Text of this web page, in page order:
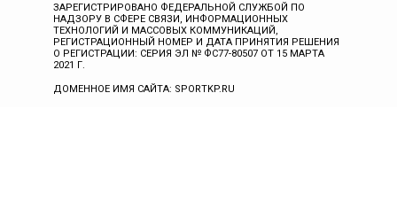
ЗАРЕГИСТРИРОВАНО ФЕДЕРАЛЬНОЙ СЛУЖБОЙ ПО
НАДЗОРУ В СФЕРЕ СВЯЗИ, ИНФОРМАЦИОННЫХ
ТЕХНОЛОГИЙ И МАССОВЫХ КОММУНИКАЦИЙ,
РЕГИСТРАЦИОННЫЙ НОМЕР И ДАТА ПРИНЯТИЯ РЕШЕНИЯ
О РЕГИСТРАЦИИ: СЕРИЯ ЭЛ № ФС77-80507 ОТ 15 МАРТА
2021 Г.
ДОМЕННОЕ ИМЯ САЙТА: SPORTKP.RU